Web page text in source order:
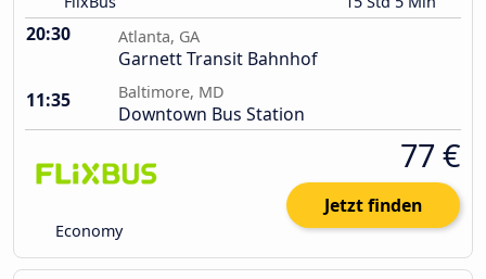
20:30 Atlanta, GA
Garnett Transit Bahnhof
11:35
Baltimore, MD
Downtown Bus Station
Economy
77 €
Jetzt finden